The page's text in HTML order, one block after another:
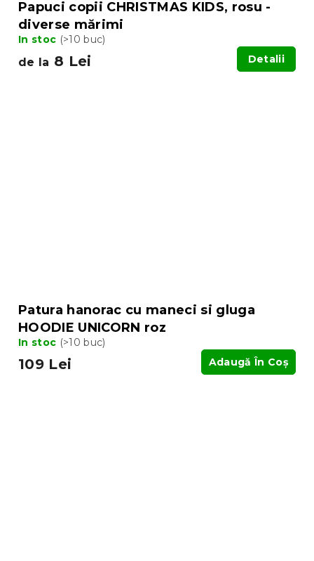
Papuci copii CHRISTMAS KIDS, rosu -
diverse mărimi
In stoc (>10 buc)
de la 8 Lei Detalii
Patura hanorac cu maneci si gluga
HOODIE UNICORN roz
In stoc (>10 buc)
109 Lei Adaugă În Coş